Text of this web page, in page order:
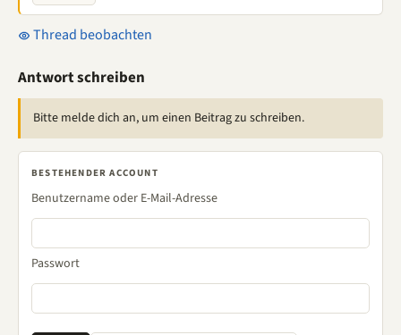
Thread beobachten
Antwort schreiben
Bitte melde dich an, um einen Beitrag zu schreiben.
BESTEHENDER ACCOUNT
Benutzername oder E-Mail-Adresse
Passwort